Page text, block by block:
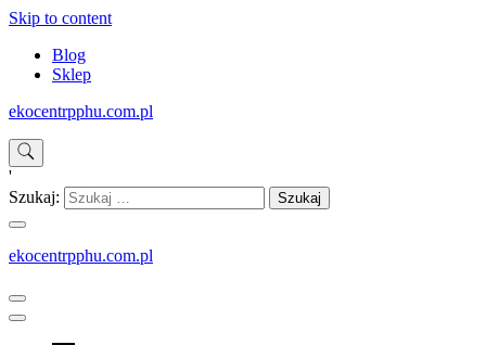
Skip to content
Blog
Sklep
ekocentrpphu.com.pl
'
Szukaj:
ekocentrpphu.com.pl